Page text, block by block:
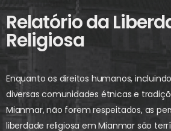
Relatório da
Religiosa
Enquanto os direitos humanos,
diversas comunidades étnicas e
Mianmar, não forem respeitados, as
liberdade religiosa em Mianmar são